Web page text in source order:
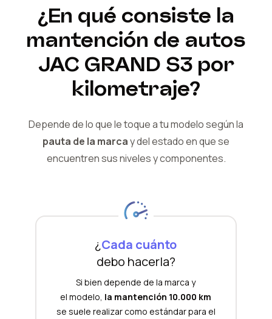
¿En qué consiste la
mantención de autos
JAC GRAND S3 por
kilometraje?
Depende de lo que le toque a tu modelo según la
pauta de la marcay delestado en que se
encuentren sus niveles y componentes.
¿Cada cuánto
debo hacerla?
Si bien depende de la marca y
el modelo, la mantención 10.000 km
se suele realizar como estándar para el